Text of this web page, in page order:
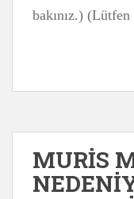
bakınız.)
MURİS